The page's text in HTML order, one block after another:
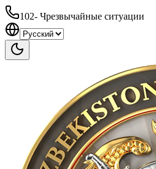
102- Чрезвычайные ситуации